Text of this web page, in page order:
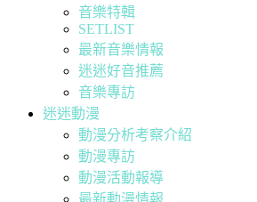
音樂特輯
SETLIST
最新音樂情報
迷迷好音推薦
音樂專訪
迷迷動漫
動漫分析考察介紹
動漫專訪
動漫活動報導
最新動漫情報